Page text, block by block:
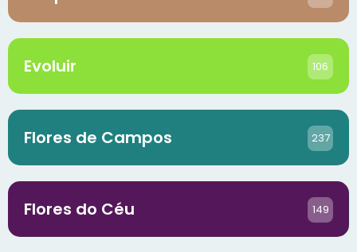
Evoluir 106
Flores de Campos 237
Flores do Céu 149